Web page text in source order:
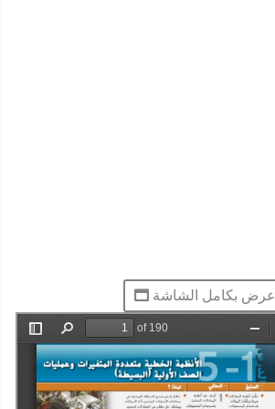
عرض بكامل الشاشة